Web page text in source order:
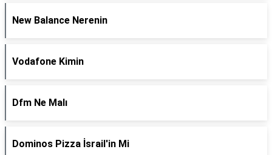
New Balance Nerenin
Vodafone Kimin
Dfm Ne Malı
Dominos Pizza İsrail'in Mi